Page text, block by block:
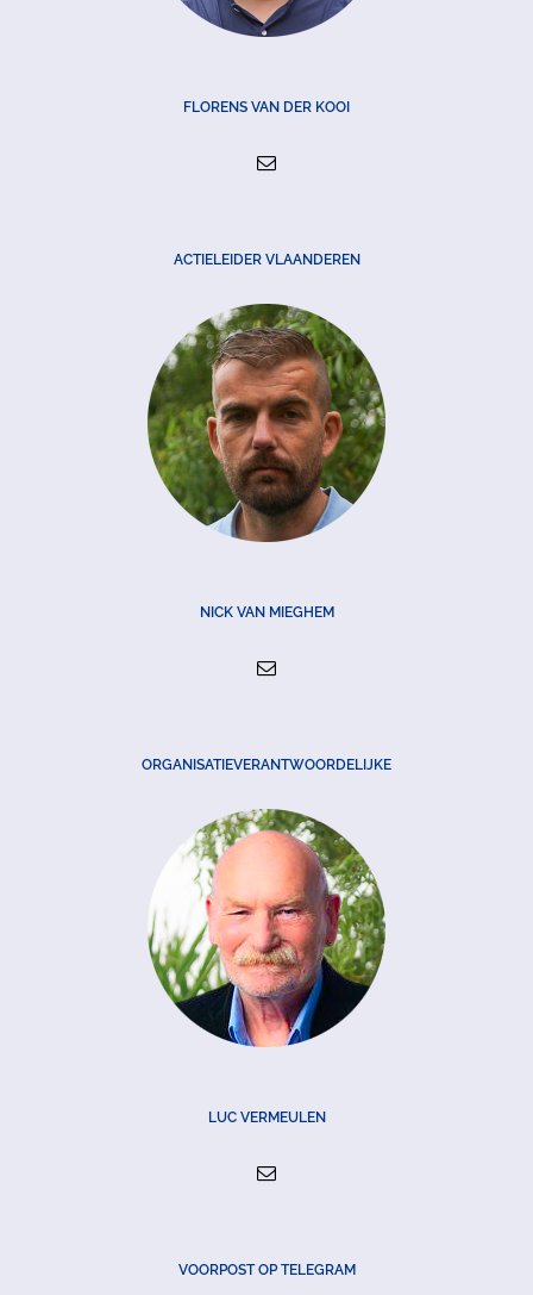
FLORENS VAN DER KOOI
ACTIELEIDER VLAANDEREN
NICK VAN MIEGHEM
ORGANISATIEVERANTWOORDELIJKE
LUC VERMEULEN
VOORPOST OP TELEGRAM